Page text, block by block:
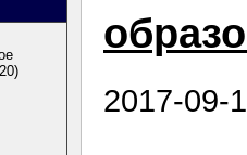
2017-09-